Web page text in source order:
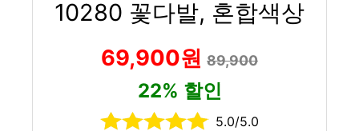
10280 꽃다발, 혼합색상
69,900원 89,900
22% 할인
5.0/5.0